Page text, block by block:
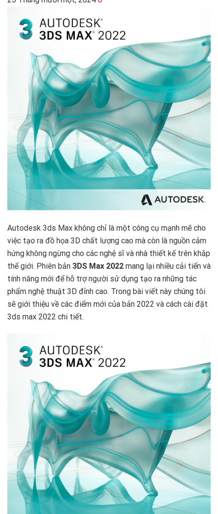
Autodesk 3ds Max không chỉ là một công cụ mạnh mẽ cho
việc tạo ra đồ họa 3D chất lượng cao mà còn là nguồn cảm
hứng không ngừng cho các nghệ sĩ và nhà thiết kế trên khắp
thế giới. Phiên bản 3DS Max 2022 mang lại nhiều cải tiến và
tính năng mới để hỗ trợ người sử dụng tạo ra những tác
phẩm nghệ thuật 3D đỉnh cao. Trong bài viết này chúng tôi
sẽ giới thiệu về các điểm mới của bản 2022 và cách cài đặt
3ds max 2022 chi tiết.